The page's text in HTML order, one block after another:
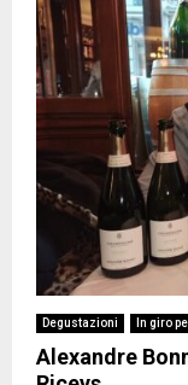
Degustazioni In giro
Alexandre